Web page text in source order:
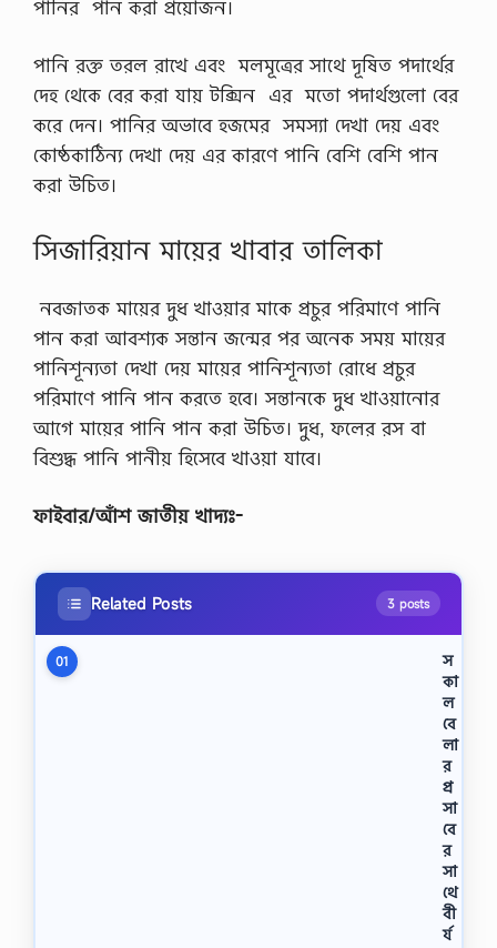
পানির পান করা প্রয়োজন।
পানি রক্ত তরল রাখে এবং মলমূত্রের সাথে দূষিত পদার্থের
দেহ থেকে বের করা যায় টক্সিন এর মতো পদার্থগুলো বের
করে দেন। পানির অভাবে হজমের সমস্যা দেখা দেয় এবং
কোষ্ঠকাঠিন্য দেখা দেয় এর কারণে পানি বেশি বেশি পান
করা উচিত।
সিজারিয়ান মায়ের খাবার তালিকা
নবজাতক মায়ের দুধ খাওয়ার মাকে প্রচুর পরিমাণে পানি
পান করা আবশ্যক সন্তান জন্মের পর অনেক সময় মায়ের
পানিশূন্যতা দেখা দেয় মায়ের পানিশূন্যতা রোধে প্রচুর
পরিমাণে পানি পান করতে হবে। সন্তানকে দুধ খাওয়ানোর
আগে মায়ের পানি পান করা উচিত। দুধ, ফলের রস বা
বিশুদ্ধ পানি পানীয় হিসেবে খাওয়া যাবে।
ফাইবার/আঁশ জাতীয় খাদ্যঃ-
Related Posts 3 posts
01
স
কা
ল
বে
লা
র
প্র
সা
বে
র
সা
থে
বী
র্য